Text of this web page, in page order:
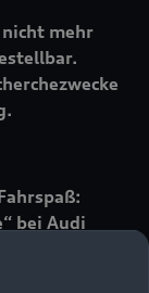
mehr
bei Audi
mehr und